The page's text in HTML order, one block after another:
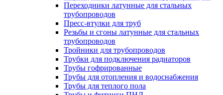
Переходники латунные для стальных
трубопроводов
Пресс-втулки для труб
Резьбы и сгоны латунные для стальных
трубопроводов
Тройники для трубопроводов
Трубки для подключения радиаторов
Трубы гофрированные
Трубы для отопления и водоснабжения
Трубы для теплого пола